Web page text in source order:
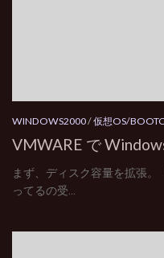
WINDOWS2000/仮想OS/
VMWARE で
まず、ディスク容量を拡張
ってるの受...